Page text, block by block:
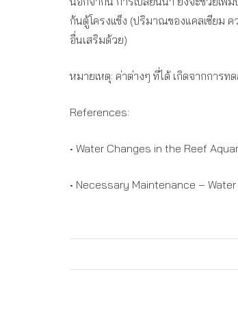
ก้นตู้โครงแข็ง (ปริมาณของแคลเซียม
อื่นเสริมด้วย)
หมายเหตุ: ค่าต่างๆ ที่ได้ เกิดจากการ
References:
• Water Changes in the Reef
• Necessary Maintenance –